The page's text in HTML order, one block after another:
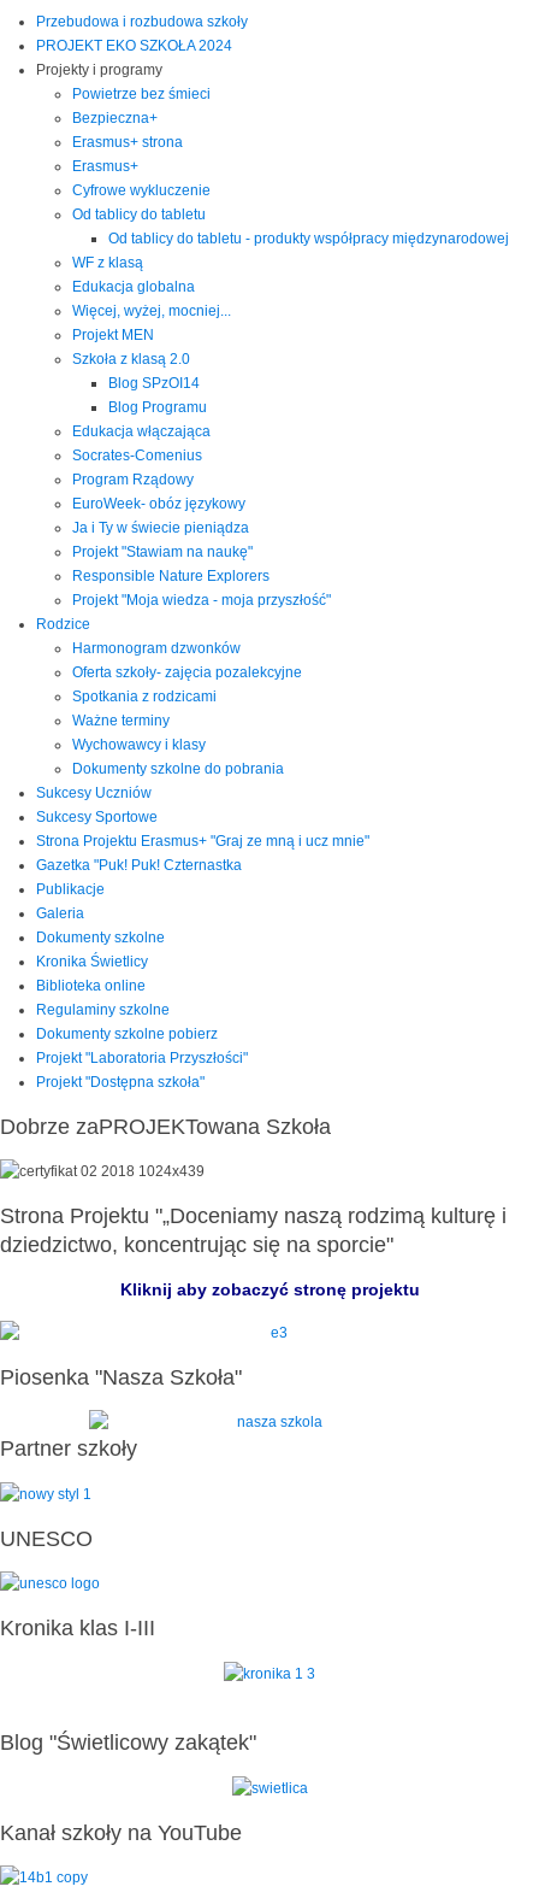
Przebudowa i rozbudowa szkoły
PROJEKT EKO SZKOŁA 2024
Projekty i programy
Powietrze bez śmieci
Bezpieczna+
Erasmus+ strona
Erasmus+
Cyfrowe wykluczenie
Od tablicy do tabletu
Od tablicy do tabletu - produkty współpracy międzynarodowej
WF z klasą
Edukacja globalna
Więcej, wyżej, mocniej...
Projekt MEN
Szkoła z klasą 2.0
Blog SPzOI14
Blog Programu
Edukacja włączająca
Socrates-Comenius
Program Rządowy
EuroWeek- obóz językowy
Ja i Ty w świecie pieniądza
Projekt "Stawiam na naukę"
Responsible Nature Explorers
Projekt "Moja wiedza - moja przyszłość"
Rodzice
Harmonogram dzwonków
Oferta szkoły- zajęcia pozalekcyjne
Spotkania z rodzicami
Ważne terminy
Wychowawcy i klasy
Dokumenty szkolne do pobrania
Sukcesy Uczniów
Sukcesy Sportowe
Strona Projektu Erasmus+ "Graj ze mną i ucz mnie"
Gazetka "Puk! Puk! Czternastka
Publikacje
Galeria
Dokumenty szkolne
Kronika Świetlicy
Biblioteka online
Regulaminy szkolne
Dokumenty szkolne pobierz
Projekt "Laboratoria Przyszłości"
Projekt "Dostępna szkoła"
Dobrze zaPROJEKTowana Szkoła
Strona Projektu "„Doceniamy naszą rodzimą kulturę i
dziedzictwo, koncentrując się na sporcie"
Kliknij aby zobaczyć stronę projektu
Piosenka "Nasza Szkoła"
Partner szkoły
UNESCO
Kronika klas I-III
Blog "Świetlicowy zakątek"
Kanał szkoły na YouTube